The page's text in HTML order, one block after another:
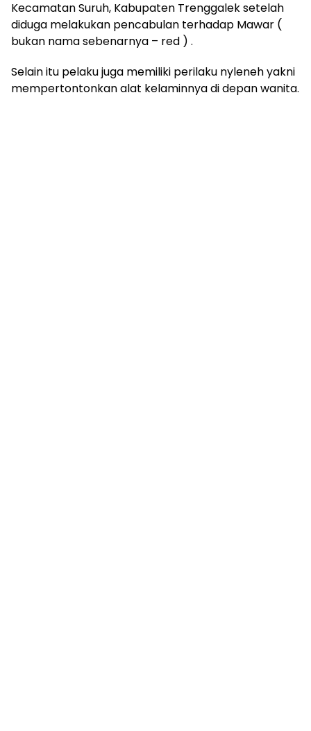
Kecamatan Suruh, Kabupaten Trenggalek setelah
diduga melakukan pencabulan terhadap Mawar (
bukan nama sebenarnya – red ) .
Selain itu pelaku juga memiliki perilaku nyleneh yakni
mempertontonkan alat kelaminnya di depan wanita.